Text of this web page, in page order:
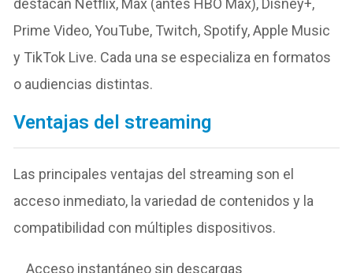
Prime Video, YouTube, Twitch, Spotify, Apple Music
y TikTok Live. Cada una se especializa en formatos
o audiencias distintas.
Ventajas del streaming
Las principales ventajas del streaming son el
acceso inmediato, la variedad de contenidos y la
compatibilidad con múltiples dispositivos.
Acceso instantáneo sin descargas